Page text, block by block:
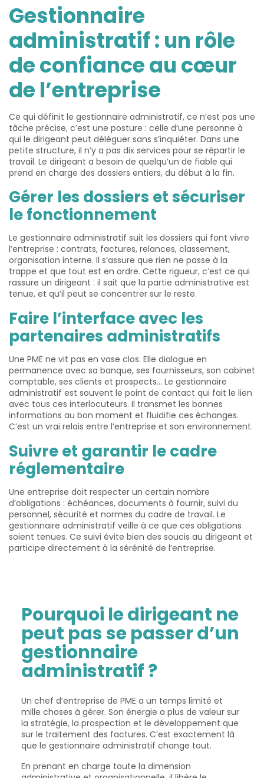
Gestionnaire
administratif : un rôle
de confiance au cœur
de l’entreprise
Ce qui définit le gestionnaire administratif, ce n’est pas une
tâche précise, c’est une posture : celle d’une personne à
qui le dirigeant peut déléguer sans s’inquiéter. Dans une
petite structure, il n’y a pas dix services pour se répartir le
travail. Le dirigeant a besoin de quelqu’un de fiable qui
prend en charge des dossiers entiers, du début à la fin.
Gérer les dossiers et sécuriser
le fonctionnement
Le gestionnaire administratif suit les dossiers qui font vivre
l’entreprise : contrats, factures, relances, classement,
organisation interne. Il s’assure que rien ne passe à la
trappe et que tout est en ordre. Cette rigueur, c’est ce qui
rassure un dirigeant : il sait que la partie administrative est
tenue, et qu’il peut se concentrer sur le reste.
Faire l’interface avec les
partenaires administratifs
Une PME ne vit pas en vase clos. Elle dialogue en
permanence avec sa banque, ses fournisseurs, son cabinet
comptable, ses clients et prospects… Le gestionnaire
administratif est souvent le point de contact qui fait le lien
avec tous ces interlocuteurs. Il transmet les bonnes
informations au bon moment et fluidifie ces échanges.
C’est un vrai relais entre l’entreprise et son environnement.
Suivre et garantir le cadre
réglementaire
Une entreprise doit respecter un certain nombre
d’obligations : échéances, documents à fournir, suivi du
personnel, sécurité et normes du cadre de travail. Le
gestionnaire administratif veille à ce que ces obligations
soient tenues. Ce suivi évite bien des soucis au dirigeant et
participe directement à la sérénité de l’entreprise.
Pourquoi le dirigeant ne
peut pas se passer d’un
gestionnaire
administratif ?
Un chef d’entreprise de PME a un temps limité et
mille choses à gérer. Son énergie a plus de valeur sur
la stratégie, la prospection et le développement que
sur le traitement des factures. C’est exactement là
que le gestionnaire administratif change tout.
En prenant en charge toute la dimension